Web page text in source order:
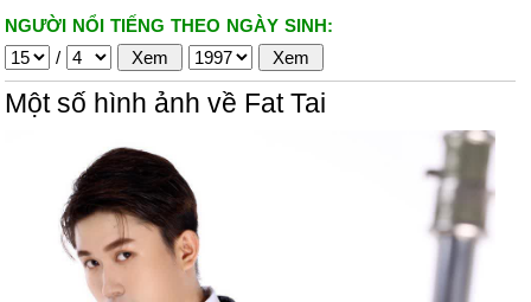
NGƯỜI NỔI TIẾNG THEO NGÀY SINH:
/
Một số hình ảnh về Fat Tai